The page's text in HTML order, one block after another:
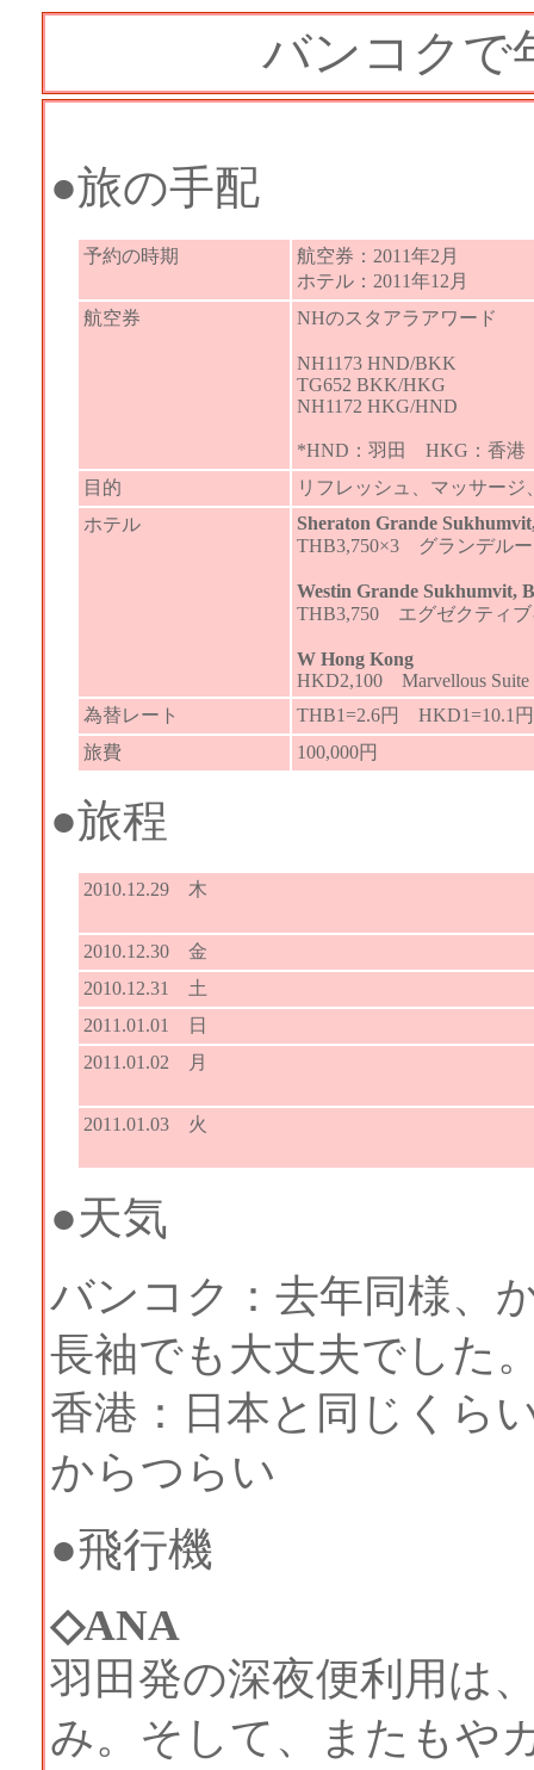
バンコクで
●旅の手配
予約の時期
航空券：2011年2月
ホテル：2011年12月
航空券
NHのスタアラアワード
NH1173 HND/BKK
TG652 BKK/HKG
NH1172 HKG/HND
*HND：羽田 HKG：香
目的
リフレッシュ、マッサージ
ホテル
Sheraton Grande
THB3,750×3 グランデル
Westin Grande Sukhumvit,
THB3,750 エグゼクティブ
W Hong Kong
HKD2,100 Marvellous Suite
為替レート
THB1=2.6円 HKD1=10.1円
旅費
100,000円
●旅程
2010.12.29 木
2010.12.30 金
2010.12.31 土
2011.01.01 日
2011.01.02 月
2011.01.03 火
●天気
バンコク：去年同様、
長袖でも大丈夫でした
香港：日本と同じくら
からつらい
●飛行機
◇ANA
羽田発の深夜便利用は
み。そして、またも